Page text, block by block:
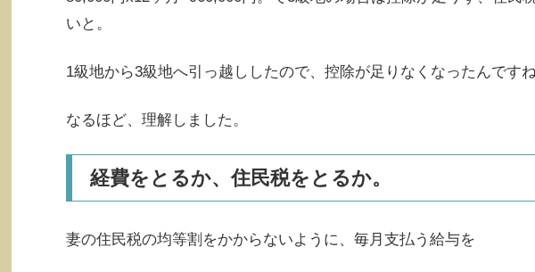
いと。
1級地から3級地へ引っ越ししたので、控除が足りなくなったんですね
なるほど、理解しました。
経費をとるか、住民税をとるか。
妻の住民税の均等割をかからないように、毎月支払う給与を